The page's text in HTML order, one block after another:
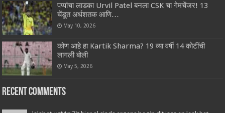
पप्पांचा लाडका Urvil Patel बनला CSK चा गेमचेंजर! 13
चेंडूत अर्धशतक आणि…
May 10, 2026
कोण आहे हा Kartik Sharma? 19 व्या वर्षी 14 कोटींची
लागली बोली
May 5, 2026
Recent Comments